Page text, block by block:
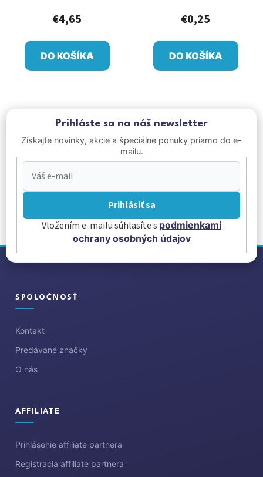
€4,65
DO KOŠÍKA
€0,25
DO KOŠÍKA
Prihláste sa na náš newsletter
Získajte novinky, akcie a špeciálne ponuky priamo do e-
mailu.
Prihlásiť sa
Vložením e-mailu súhlasíte s podmienkami
ochrany osobných údajov
Z
SPOLOČNOSŤ
Kontakt
Predávané značky
O nás
AFFILIATE
Prihlásenie affiliate partnera
Registrácia affiliate partnera